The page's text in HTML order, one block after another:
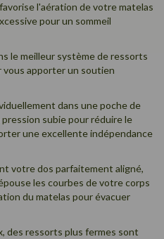
l'aération de votre matelas
pour un sommeil
le meilleur système deressorts
vous apporter un soutien
dans une poche de
subie pour réduire le
une excellente indépendance
votre dos parfaitement aligné,
les courbes de votre corps
du matelas pour évacuer
des ressorts plus fermes sont